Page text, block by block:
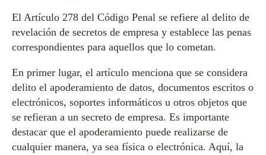
El Artículo 278 del Código Penal se refiere al delito de
revelación de secretos de empresa y establece las penas
correspondientes para aquellos que lo cometan.
En primer lugar, el artículo menciona que se considera
delito el apoderamiento de datos, documentos escritos o
electrónicos, soportes informáticos u otros objetos que
se refieran a un secreto de empresa. Es importante
destacar que el apoderamiento puede realizarse de
cualquier manera, ya sea física o electrónica. Aquí, la